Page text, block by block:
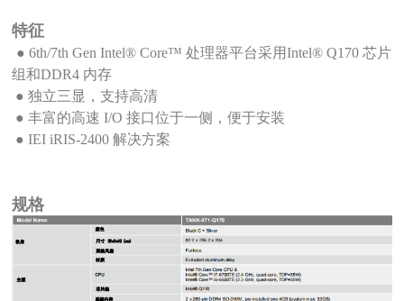
特征
● 6th/7th Gen Intel® Core™处理器平台采用Intel® Q170芯片
组和DDR4 内存
●独立三显，支持高清
● 丰富的高速 I/O 接口位于一侧，便于安装
●IEI iRIS-2400 解决方案
规格